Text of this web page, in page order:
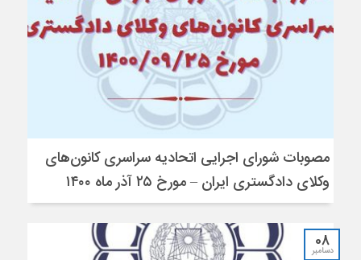
مصوبات شورای اجرایی اتحادیه سراسری کانون‌های
وکلای دادگستری ایران – مورخ ۲۵ آذر ماه ۱۴۰۰
08
دسامبر